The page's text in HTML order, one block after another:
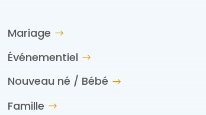
Mariage
Événementiel
Nouveau né / Bébé
Famille